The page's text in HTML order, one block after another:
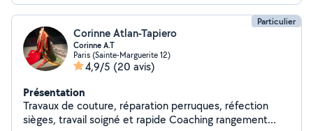
Particulier
Corinne Atlan-Tapiero
Corinne A.T
Paris (Sainte-Marguerite 12)
4,9/5 (20 avis)
Présentation
Travaux de couture, réparation perruques, réfection
sièges, travail soigné et rapide Coaching rangement